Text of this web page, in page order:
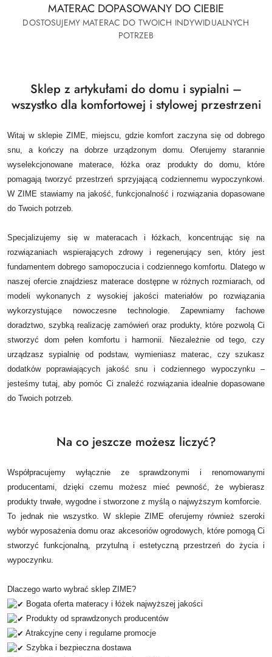
MATERAC DOPASOWANY DO CIEBIE
DOSTOSUJEMY MATERAC DO TWOICH INDYWIDUALNYCH
POTRZEB
Sklep z artykułami do domu i sypialni –
wszystko dla komfortowej i stylowej przestrzeni
Witaj w sklepie ZIME, miejscu, gdzie komfort zaczyna się od dobrego
snu, a kończy na dobrze urządzonym domu.Oferujemy starannie
wyselekcjonowane materace, łóżka oraz produkty do domu, które
pomagają tworzyć przestrzeń sprzyjającą codziennemu wypoczynkowi.
W ZIME stawiamy na jakość, funkcjonalność i rozwiązania dopasowane
do Twoich potrzeb.
Specjalizujemy się w materacach i łóżkach, koncentrując się na
rozwiązaniach wspierających zdrowy i regenerujący sen, który jest
fundamentem dobrego samopoczucia i codziennego komfortu. Dlatego w
naszej ofercie znajdziesz materace dostępne w różnych rozmiarach, od
modeli wykonanych z wysokiej jakości materiałów po rozwiązania
wykorzystujące nowoczesne technologie.Zapewniamy fachowe
doradztwo, szybką realizację zamówień oraz produkty, które pozwolą Ci
stworzyć dom pełen komfortu i harmonii. Niezależnie od tego, czy
urządzasz sypialnię od podstaw, wymieniasz materac, czy szukasz
dodatków poprawiających jakość snu i codziennego wypoczynku –
jesteśmy tutaj, aby pomóc Ci znaleźć rozwiązania idealnie dopasowane
do Twoich potrzeb.
Na co jeszcze możesz liczyć?
Współpracujemy wyłącznie ze sprawdzonymi i renomowanymi
producentami, dzięki czemu możesz mieć pewność, że wybierasz
produkty trwałe, wygodne i stworzone z myślą o najwyższym komforcie.
To jednak nie wszystko. W sklepie ZIME oferujemy również szeroki
wybór wyposażenia domu oraz akcesoriów ogrodowych, które pomogą Ci
stworzyć funkcjonalną, przytulną i estetyczną przestrzeń do życia i
wypoczynku.
Dlaczego warto wybrać sklep ZIME?
Bogata oferta materacy i łóżek najwyższej jakości
Produkty od sprawdzonych producentów
Atrakcyjne ceny i regularne promocje
Szybka i bezpieczna dostawa